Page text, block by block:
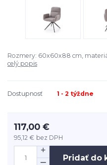
Rozmery: 60x60x88 cm,
celý popis
Dostupnosť 1 - 2 týždne
117,00 €
95,12 € bez DPH
Pridať do